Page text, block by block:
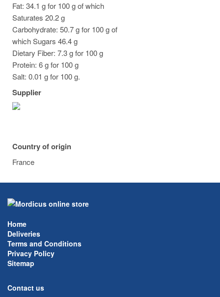
Fat: 34.1 g for 100 g of which
Saturates 20.2 g
Carbohydrate: 50.7 g for 100 g of
which Sugars 46.4 g
Dietary Fiber: 7.3 g for 100 g
Protein: 6 g for 100 g
Salt: 0.01 g for 100 g.
Supplier
Country of origin
France
Home
Deliveries
Terms and Conditions
Privacy Policy
Sitemap
Contact us